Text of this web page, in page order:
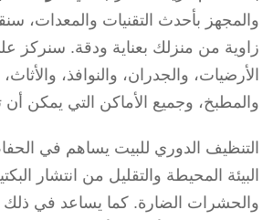
والمجهز بأحدث التقنيات والمعدات،
زاوية من منزلك بعناية ودقة. سنركز
الأرضيات، والجدران، والنوافذ،
والمطبخ، وجميع الأماكن التي يمكن أن
التنظيف الدوري للبيت يساهم في
البيئة المحيطة والتقليل من انتشار
والحشرات الضارة. كما يساعد في